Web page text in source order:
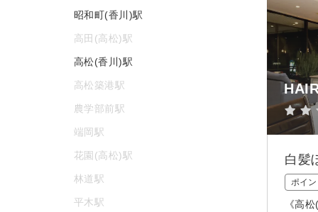
白髪
ポイ
《高
昭和町(香川)駅
高田(高松)駅
高松(香川)駅
高松築港駅
農学部前駅
端岡駅
花園(高松)駅
林道駅
平木駅